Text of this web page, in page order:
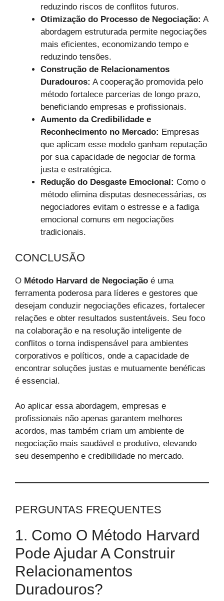
reduzindo riscos de conflitos futuros.
Otimização do Processo de Negociação: A
abordagem estruturada permite negociações
mais eficientes, economizando tempo e
reduzindo tensões.
Construção de Relacionamentos
Duradouros: A cooperação promovida pelo
método fortalece parcerias de longo prazo,
beneficiando empresas e profissionais.
Aumento da Credibilidade e
Reconhecimento no Mercado: Empresas
que aplicam esse modelo ganham reputação
por sua capacidade de negociar de forma
justa e estratégica.
Redução do Desgaste Emocional: Como o
método elimina disputas desnecessárias, os
negociadores evitam o estresse e a fadiga
emocional comuns em negociações
tradicionais.
CONCLUSÃO
O Método Harvard de Negociação é uma
ferramenta poderosa para líderes e gestores que
desejam conduzir negociações eficazes, fortalecer
relações e obter resultados sustentáveis. Seu foco
na colaboração e na resolução inteligente de
conflitos o torna indispensável para ambientes
corporativos e políticos, onde a capacidade de
encontrar soluções justas e mutuamente benéficas
é essencial.
Ao aplicar essa abordagem, empresas e
profissionais não apenas garantem melhores
acordos, mas também criam um ambiente de
negociação mais saudável e produtivo, elevando
seu desempenho e credibilidade no mercado.
PERGUNTAS FREQUENTES
1. Como O Método Harvard
Pode Ajudar A Construir
Relacionamentos
Duradouros?